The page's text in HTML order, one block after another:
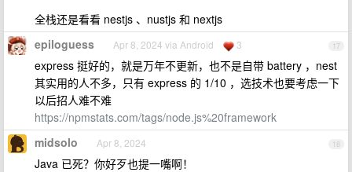
全栈还是看看 nestjs 、nustjs 和 nextjs
17
epiloguess Apr 8, 2024 via Android 3
express 挺好的，就是万年不更新，也不是自带 battery ，nest
其实用的人不多，只有 express 的 1/10 ，选技术也要考虑一下
以后招人难不难
https://npmstats.com/tags/node.js%20framework
18
midsolo Apr 8, 2024
Java 已死？你好歹也提一嘴啊！